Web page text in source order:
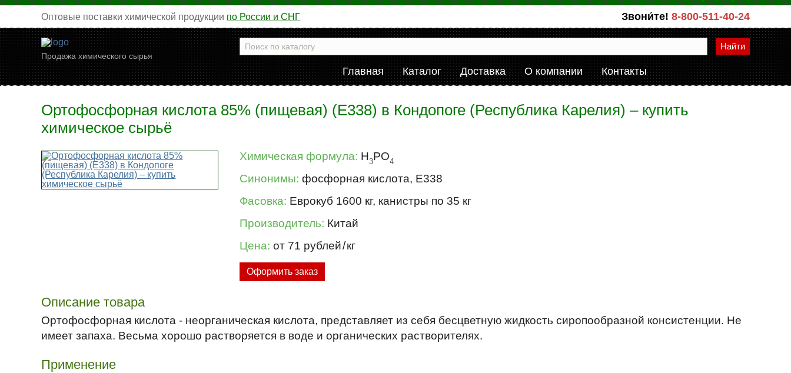
Оптовые поставки химической продукции по России и СНГ Звони́те! 8-800-511-40-24
Продажа химического сырья
Найти
Главная Каталог Доставка О компании Контакты
Ортофосфорная кислота 85% (пищевая) (Е338) в Кондопоге (Республика Карелия) – купить
химическое сырьё
Химическая формула: H3PO4
Синонимы: фосфорная кислота, Е338
Фасовка: Еврокуб 1600 кг, канистры по 35 кг
Производитель: Китай
Цена: от 71 рублей/кг
Оформить заказ
Описание товара
Ортофосфорная кислота - неорганическая кислота, представляет из себя бесцветную жидкость сиропообразной консистенции. Не
имеет запаха. Весьма хорошо растворяется в воде и органических растворителях.
Применение